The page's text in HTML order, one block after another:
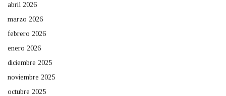
abril 2026
marzo 2026
febrero 2026
enero 2026
diciembre 2025
noviembre 2025
octubre 2025